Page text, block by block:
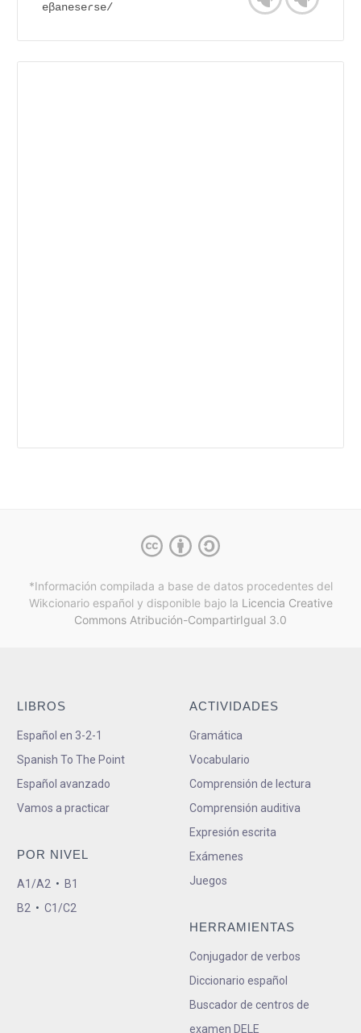
eβaneseɾse/
*Información compilada a base de datos procedentes del
Wikcionario español y disponible bajo la Licencia Creative
Commons Atribución-CompartirIgual 3.0
LIBROS
Español en 3-2-1
Spanish To The Point
Español avanzado
Vamos a practicar
POR NIVEL
A1/A2 • B1
B2 • C1/C2
ACTIVIDADES
Gramática
Vocabulario
Comprensión de lectura
Comprensión auditiva
Expresión escrita
Exámenes
Juegos
HERRAMIENTAS
Conjugador de verbos
Diccionario español
Buscador de centros de
examen DELE